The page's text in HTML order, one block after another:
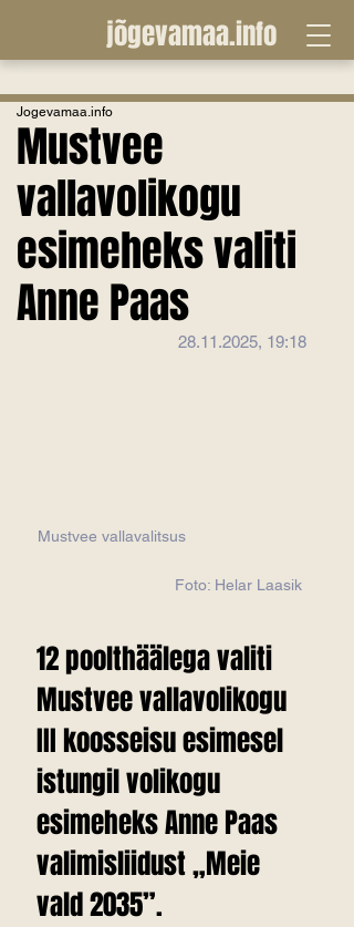
jõgevamaa.info
Mustvee
vallavolikogu
esimeheks valiti
Anne Paas
Jogevamaa.info
28.11.2025, 19:18
Mustvee vallavalitsus
                              Foto: Helar Laasik
12 poolthäälega valiti
Mustvee vallavolikogu
III koosseisu esimesel
istungil volikogu
esimeheks Anne Paas
valimisliidust „Meie
vald 2035”.